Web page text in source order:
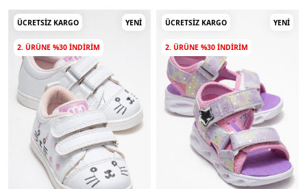
ÜCRETSIZ KARGO YENI
2. ÜRÜNE %30 INDIRIM
ÜCRETSIZ KARGO YENI
2. ÜRÜNE %30 INDIRIM